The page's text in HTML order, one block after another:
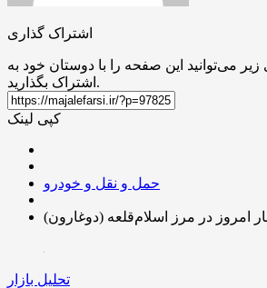
اشتراک گذاری
می‌توانید این صفحه را با دوستان خود به
اشتراک بگذارید.
کپی لینک
حمل و نقل و خودرو
امروز در مرز اسلام‌قلعه (دوغارون)
تحلیل بازار